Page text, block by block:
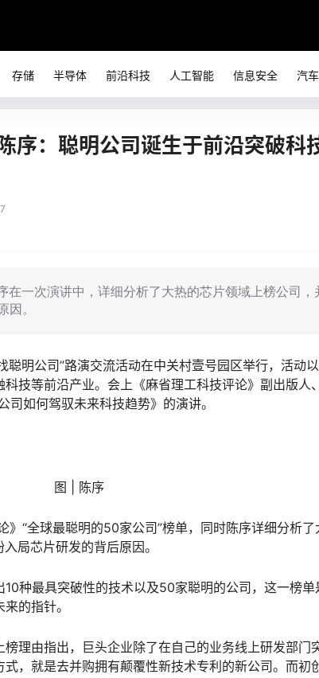
存储 半导体 前沿科技 人工智能 信息安全 汽
序：聪明公司诞生于前沿突破科
在一次演讲中，详细分析了大热的芯片领域上榜公司，
因。
聪明公司”路演交流活动在中关村壹号园区举行，活动
技等前沿产业。会上《麻省理工科技评论》副出版人
如何驾驭未来科技趋势》的演讲。
图 | 陈序
》“全球最聪明的50家公司”榜单，同时陈序详细分析了
局芯片研发的背后原因。
种最具突破性的技术以及50家聪明的公司，这一榜单
的指针。
榜理由指出，巨头企业除了在自己的业务线上研发部门
，就是去并购拥有颠覆性新技术专利的新公司。而初